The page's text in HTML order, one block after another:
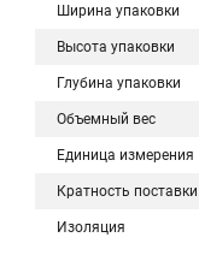
Ширина упаковки
Высота упаковки
Глубина упаковки
Объемный вес
Единица измерения
Кратность поставки
Изоляция